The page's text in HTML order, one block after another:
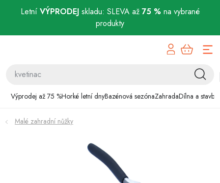
Letní VÝPRODEJskladu: SLEVA až 75 % na vybrané
produkty
Výprodej až 75 %Horké letní dnyBazénová sezónaZahradaDílna a stavba
Bazénová sezóna
Zahrada
Malé zahradní nůžky